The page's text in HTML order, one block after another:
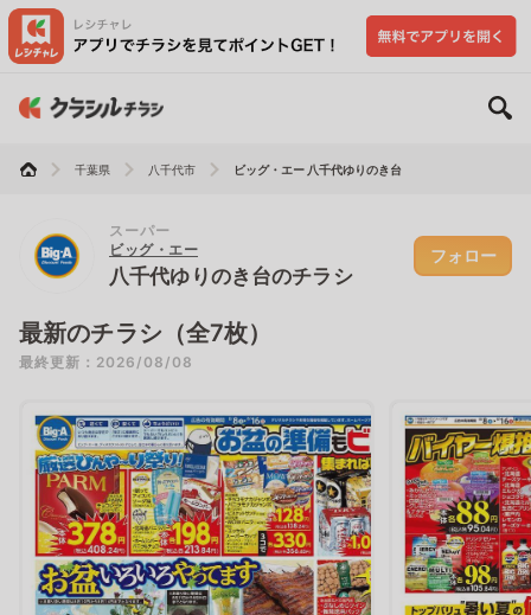
千葉県 八千代市 ビッグ・エー 八千代ゆりのき台
スーパー
ビッグ・エー
八千代ゆりのき台のチラシ
フォロー
最新のチラシ（全7枚）
最終更新：2026/08/08